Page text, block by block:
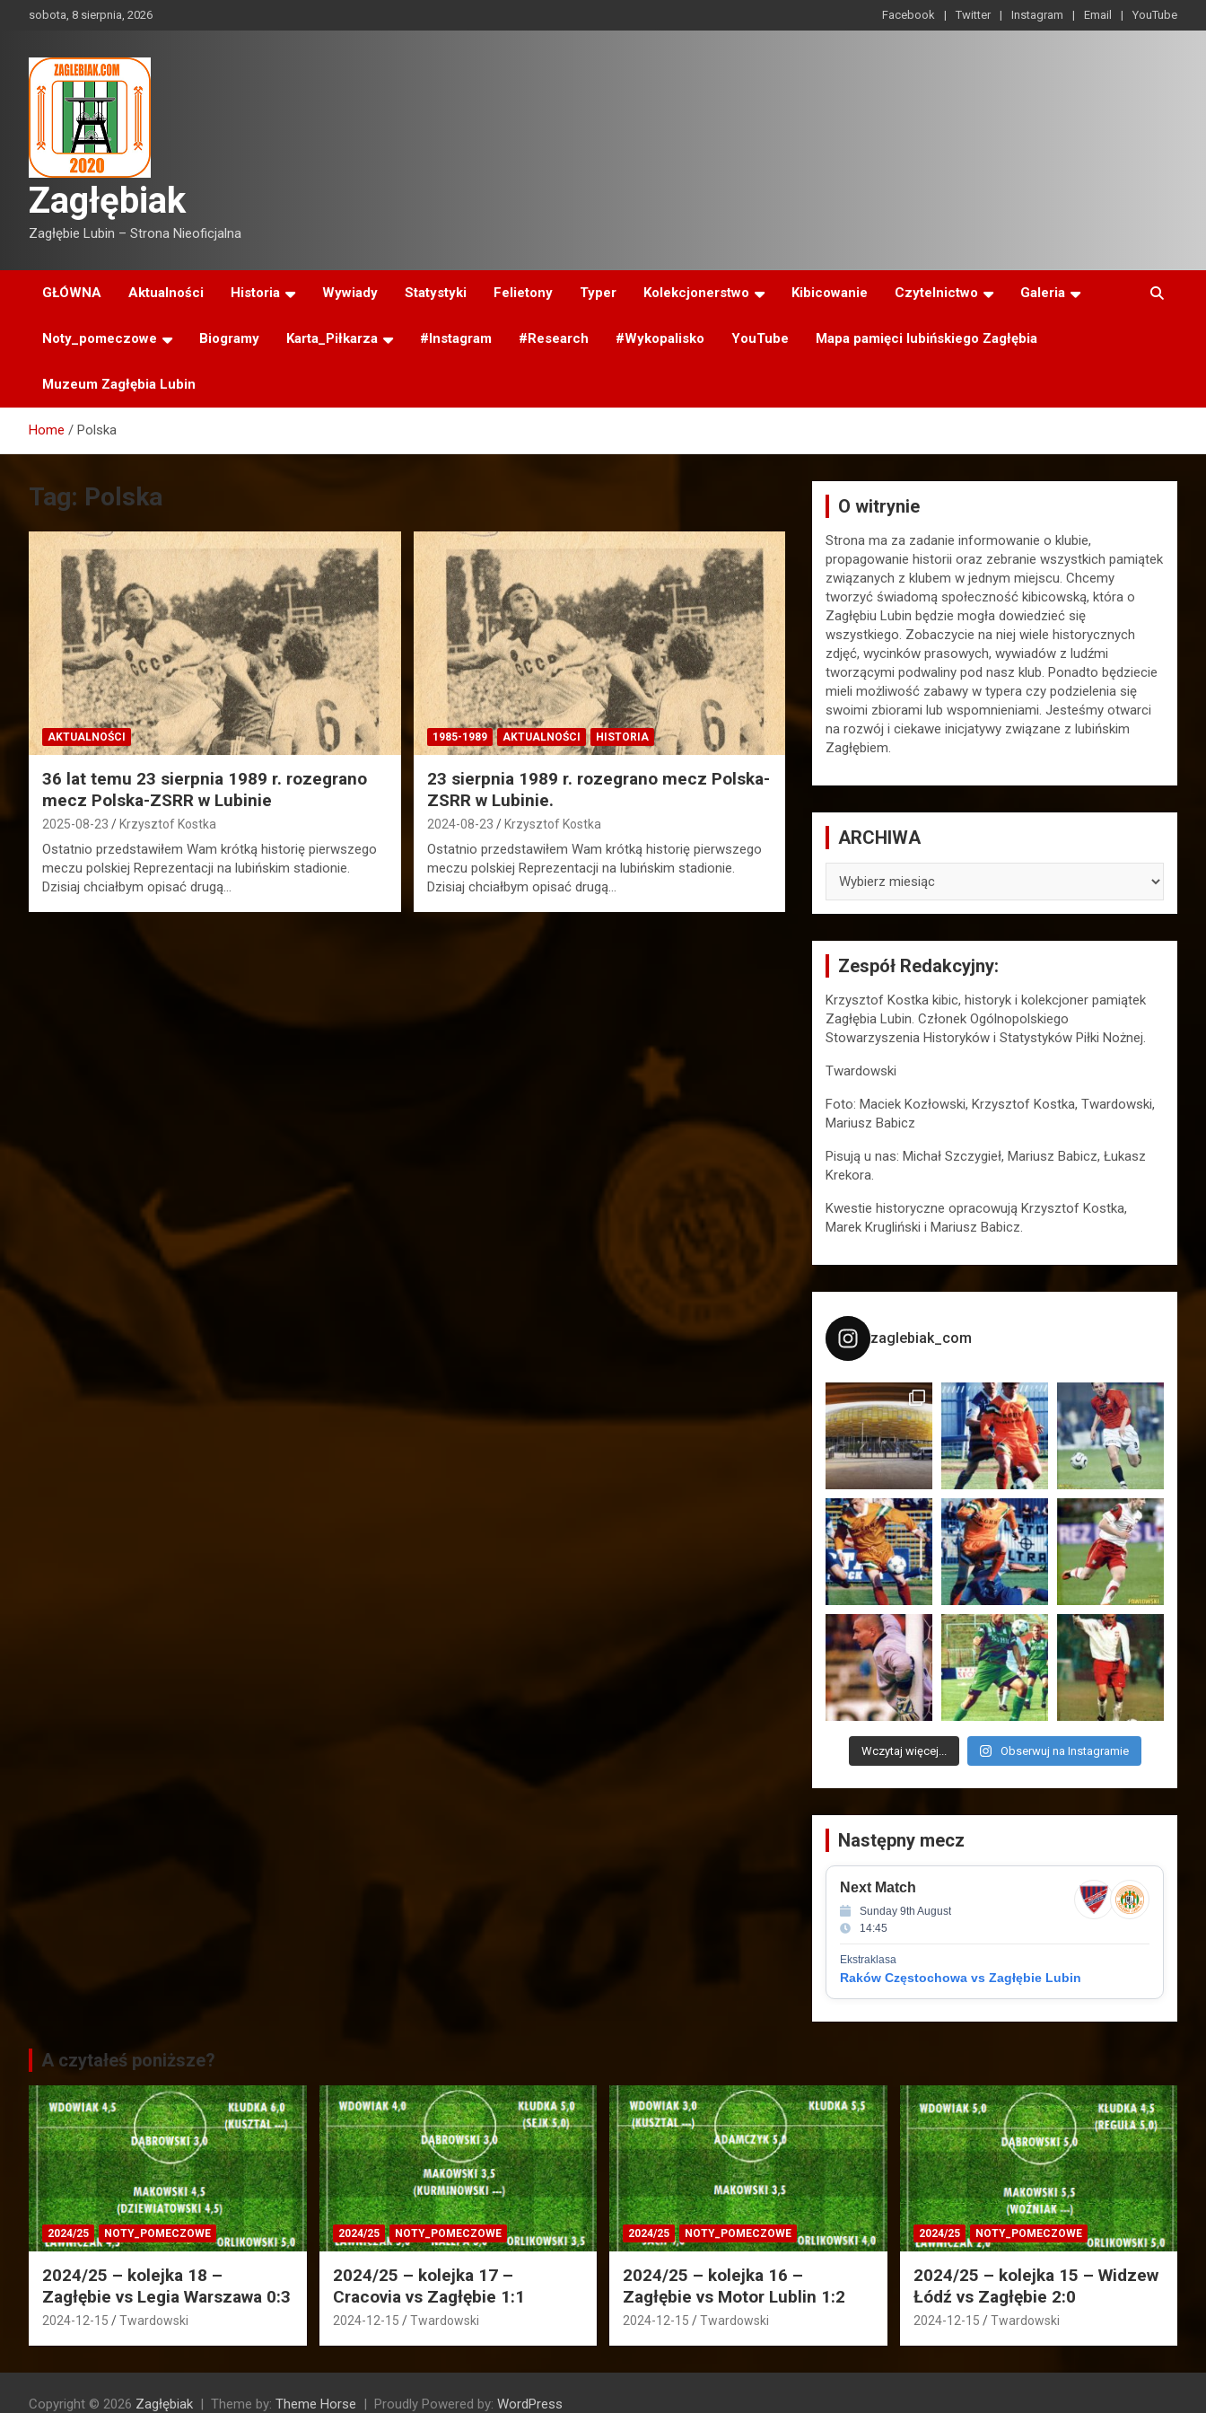
sobota, 8 sierpnia, 2026 Facebook Twitter Instagram Email YouTube
Zagłębiak
Zagłębie Lubin – Strona Nieoficjalna
GŁÓWNA Aktualności Historia Wywiady Statystyki Felietony Typer Kolekcjonerstwo Kibicowanie Czytelnictwo Galeria
Noty_pomeczowe Biogramy Karta_Piłkarza #Instagram #Research #Wykopalisko YouTube Mapa pamięci lubińskiego Zagłębia
Muzeum Zagłębia Lubin
Home Polska
Tag: Polska
AKTUALNOŚCI
36 lat temu 23 sierpnia 1989 r. rozegrano
mecz Polska-ZSRR w Lubinie
2025-08-23 Krzysztof Kostka
Ostatnio przedstawiłem Wam krótką historię pierwszego
meczu polskiej Reprezentacji na lubińskim stadionie.
Dzisiaj chciałbym opisać drugą…
1985-1989 AKTUALNOŚCI HISTORIA
23 sierpnia 1989 r. rozegrano mecz Polska-
ZSRR w Lubinie.
2024-08-23 Krzysztof Kostka
Ostatnio przedstawiłem Wam krótką historię pierwszego
meczu polskiej Reprezentacji na lubińskim stadionie.
Dzisiaj chciałbym opisać drugą…
O witrynie
Strona ma za zadanie informowanie o klubie,
propagowanie historii oraz zebranie wszystkich pamiątek
związanych z klubem w jednym miejscu. Chcemy
tworzyć świadomą społeczność kibicowską, która o
Zagłębiu Lubin będzie mogła dowiedzieć się
wszystkiego. Zobaczycie na niej wiele historycznych
zdjęć, wycinków prasowych, wywiadów z ludźmi
tworzącymi podwaliny pod nasz klub. Ponadto będziecie
mieli możliwość zabawy w typera czy podzielenia się
swoimi zbiorami lub wspomnieniami. Jesteśmy otwarci
na rozwój i ciekawe inicjatywy związane z lubińskim
Zagłębiem.
ARCHIWA
Zespół Redakcyjny:
Krzysztof Kostka kibic, historyk i kolekcjoner pamiątek
Zagłębia Lubin. Członek Ogólnopolskiego
Stowarzyszenia Historyków i Statystyków Piłki Nożnej.
Twardowski
Foto: Maciek Kozłowski, Krzysztof Kostka, Twardowski,
Mariusz Babicz
Pisują u nas: Michał Szczygieł, Mariusz Babicz, Łukasz
Krekora.
Kwestie historyczne opracowują Krzysztof Kostka,
Marek Krugliński i Mariusz Babicz.
zaglebiak_com
Wczytaj więcej... Obserwuj na Instagramie
Następny mecz
Next Match
Sunday 9th August
14:45
Ekstraklasa
Raków Częstochowa vs Zagłębie Lubin
A czytałeś poniższe?
2024/25 NOTY_POMECZOWE
2024/25 – kolejka 18 –
Zagłębie vs Legia Warszawa 0:3
2024-12-15 Twardowski
2024/25 NOTY_POMECZOWE
2024/25 – kolejka 17 –
Cracovia vs Zagłębie 1:1
2024-12-15 Twardowski
2024/25 NOTY_POMECZOWE
2024/25 – kolejka 16 –
Zagłębie vs Motor Lublin 1:2
2024-12-15 Twardowski
2024/25 NOTY_POMECZOWE
2024/25 – kolejka 15 – Widzew
Łódź vs Zagłębie 2:0
2024-12-15 Twardowski
Copyright © 2026 Zagłębiak Theme by: Theme Horse Proudly Powered by: WordPress